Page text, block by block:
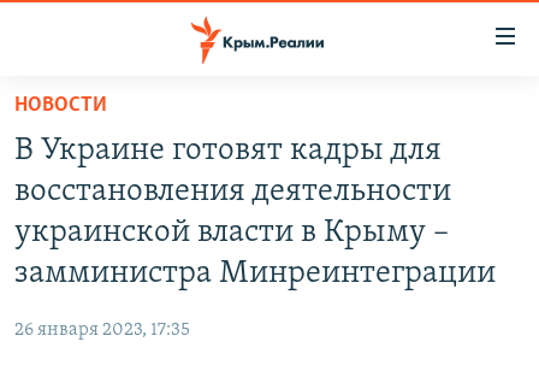
Вернуться
основному
содержанию
главной
Вернутся
СПЕЦПРОЕКТЫ
КАРТА ВОЕННЫХ ОБЪЕКТОВ КРЫМА
ИНТЕРАКТИВ
РАДІО СВОБОДА
НОВОСТИ
В Украине готовят кадры для
восстановления деятельности
украинской власти в Крыму –
замминистра Минреинтеграции
26 января 2023, 17:35